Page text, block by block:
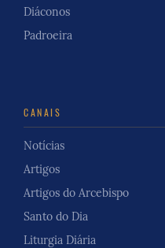
Diáconos
Padroeira
CANAIS
Notícias
Artigos
Artigos do Arcebispo
Santo do Dia
Liturgia Diária